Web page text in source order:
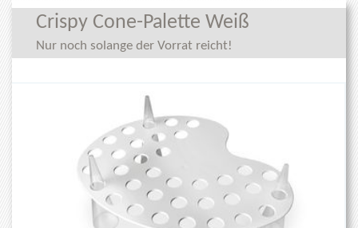
Crispy Cone-Palette Weiß
Nur noch solange der Vorrat reicht!